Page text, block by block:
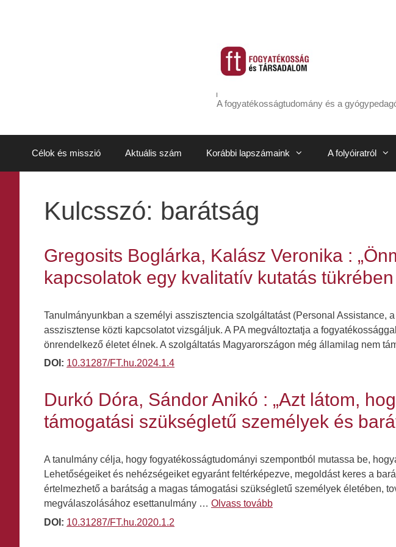
A fogyatékosságtudomány és a
Célok és misszió Aktuális szám Korábbi lapszámaink A folyóiratról
Kulcsszó: barátság
Gregosits Boglárka, Kalász Veronika :
kapcsolatok egy kvalitatív kutatás tükrében
Tanulmányunkban a személyi asszisztencia szolgáltatást (Personal
asszisztense közti kapcsolatot vizsgáljuk. A PA megváltoztatja a
önrendelkező életet élnek. A szolgáltatás Magyarországon még államilag nem
DOI: 10.31287/FT.hu.2024.1.4
Durkó Dóra, Sándor Anikó : „Azt látom,
támogatási szükségletű személyek és
A tanulmány célja, hogy fogyatékosságtudományi szempontból mutassa be,
Lehetőségeiket és nehézségeiket egyaránt feltérképezve, megoldást keres a
értelmezhető a barátság a magas támogatási szükségletű személyek életében,
megválaszolásához esettanulmány … Olvass tovább
DOI: 10.31287/FT.hu.2020.1.2